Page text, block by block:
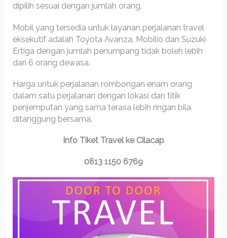
dipilih sesuai dengan jumlah orang.
Mobil yang tersedia untuk layanan perjalanan travel
eksekutif adalah Toyota Avanza, Mobilio dan Suzuki
Ertiga dengan jumlah penumpang tidak boleh lebih
dari 6 orang dewasa.
Harga untuk perjalanan rombongan enam orang
dalam satu perjalanan dengan lokasi dan titik
penjemputan yang sama terasa lebih ringan bila
ditanggung bersama.
Info Tiket Travel ke Cilacap
0813 1150 6769